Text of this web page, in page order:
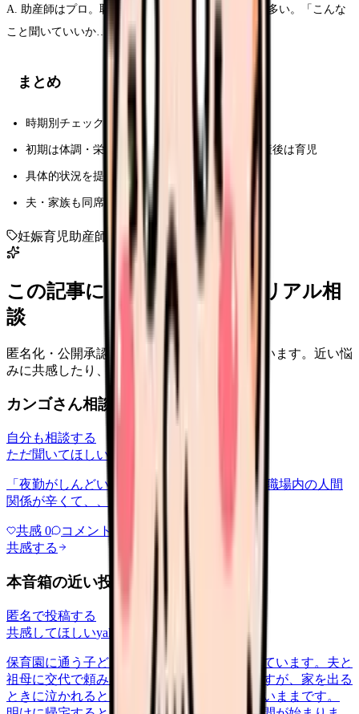
A. 助産師はプロ。恥ずかしい質問ほど重要な情報が多い。「こんな
こと聞いていいか…」も遠慮なく。
まとめ
時期別チェックリストで質問準備
初期は体調・栄養、中期は準備、後期は出産、産後は育児
具体的状況を提示して聞く
夫・家族も同席で認識合わせ
妊娠育児 助産師外来マタニティ出産準備
この記事に近い看護師さんのリアル相
談
匿名化・公開承認済みの本音だけを表示しています。近い悩
みに共感したり、自分の状況を投稿できます。
カンゴさん相談室から共有された相談
自分も相談する
ただ聞いてほしい
2026/6/13
「夜勤がしんどい」について相談したいです 職場内の人間
関係が辛くて、、、
共感 0 コメント
共感する
本音箱の近い投稿
匿名で投稿する
共感してほしいyakin 2026/5/22
保育園に通う子どもを育てながら夜勤に入っています。夫と
祖母に交代で頼みながらなんとか回していますが、家を出る
ときに泣かれると、勤務中ずっと胸の奥が重いままです。